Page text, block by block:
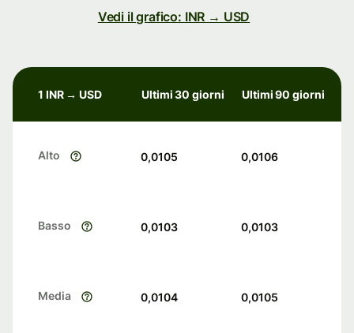
Vedi il grafico: INR → USD
1 INR → USD Ultimi 30 giorni Ultimi 90 giorni
Alto 0,0105 0,0106
Basso 0,0103 0,0103
Media 0,0104 0,0105